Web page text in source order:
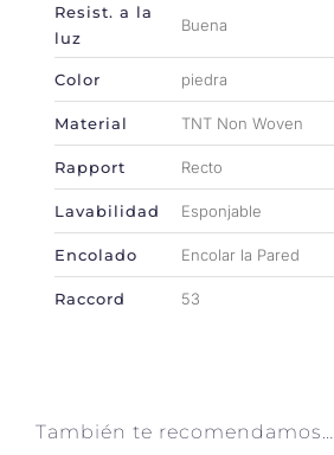
Resist. a la
luz
Buena
Color piedra
Material TNT Non Woven
Rapport Recto
Lavabilidad Esponjable
Encolado Encolar la Pared
Raccord 53
También te recomendamos…